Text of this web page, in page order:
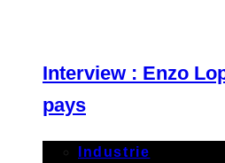
Interview : Enzo
pays
Industrie